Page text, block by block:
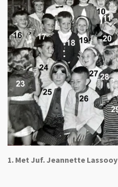
1. Met Juf. Jeannette Lassooy